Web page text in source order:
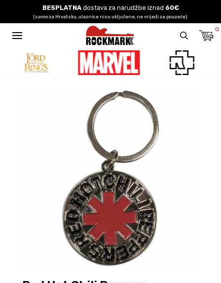
BESPLATNAdostava za narudžbe iznad 60€
(samo za Hrvatsku, ulaznice nisu uključene, ne vrijedi za pouzeće)
0